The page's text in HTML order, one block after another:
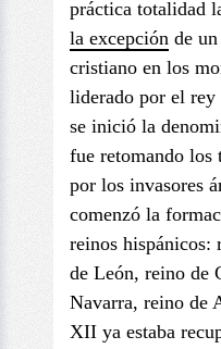
práctica totalidad
la excepción de un
cristiano en los
liderado por el
se inició la
fue retomando los
por los invasores
comenzó la
reinos hispánicos:
de León, reino de
Navarra, reino de
XII ya estaba